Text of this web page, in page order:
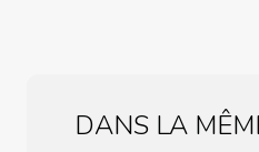
DANS LA